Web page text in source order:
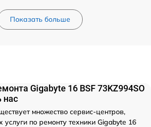
Показать больше
Gigabyte 16 BSF 73KZ994SO
нас
множество сервис-центров,
по ремонту техники Gigabyte 16